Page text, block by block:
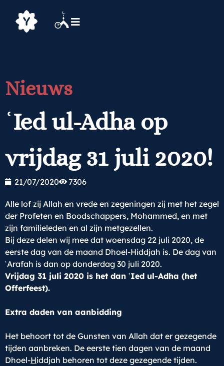
Nieuws
ʿIed ul-Adha op
vrijdag 31 juli 2020!
21/07/2020 7306
Alle lof zij Allah en vrede en zegeningen zij met het zegel
der Profeten en Boodschappers, Mohammed, en met
zijn familieleden en al zijn metgezellen.
Bij deze delen wij mee dat woensdag 22 juli 2020, de
eerste dag van de maand Dhoel-Hiddjah is. De dag van
ʿArafah is dan op donderdag 30 juli 2020.
Vrijdag 31 juli 2020 is het dan ʿIed ul-Adha (het
Offerfeest).
Extra daden van aanbidding
Het behoort tot de Gunsten van Allah dat er gezegende
tijden aanbreken. De eerste tien dagen van de maand
Dhoel-Hiddjah behoren tot deze gezegende tijden.